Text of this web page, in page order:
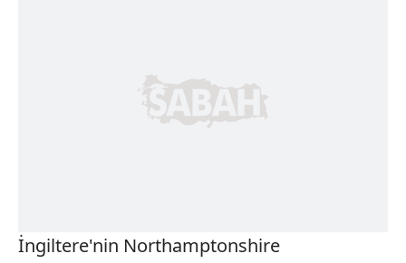
İngiltere'nin Northamptonshire